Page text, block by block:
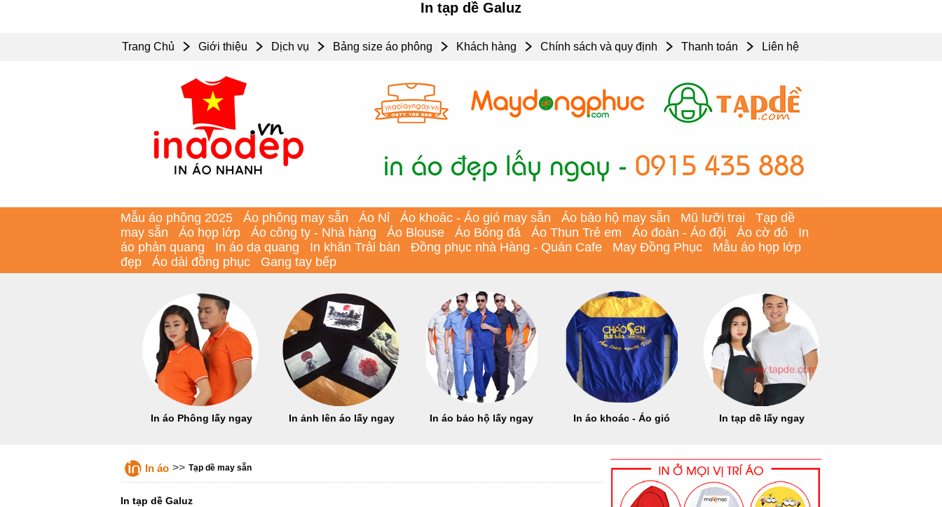
In tạp dề Galuz
Trang Chủ Giới thiệu Dịch vụ Bảng size áo phông Khách hàng Chính sách và quy định Thanh toán Liên hệ
Mẫu áo phông 2025 Áo phông may sẵn Áo Nỉ Áo khoác - Áo gió may sẵn Áo bảo hộ may sẵn Mũ lưỡi trai
Tạp dề
may sẵn
Áo họp lớp Áo công ty - Nhà hàng Áo Blouse Áo Bóng đá Áo Thun Trẻ em Áo đoàn - Áo đội Áo cờ đỏ
In
áo phản quang
In áo dạ quang In khăn Trải bàn Đồng phục nhà Hàng - Quán Cafe May Đồng Phục
Mẫu áo họp lớp
đẹp
Áo dài đồng phục Gang tay bếp
In áo Phông lấy ngay In ảnh lên áo lấy ngay In áo bảo hộ lấy ngay In áo khoác - Áo gió In tạp dề lấy ngay
In áo >> Tạp dề may sẵn
In tạp dề Galuz